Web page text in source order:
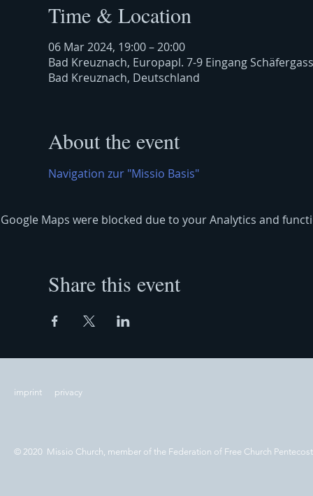
Time & Location
06 Mar 2024, 19:00 – 20:00
Bad Kreuznach, Europapl. 7-9 Eingang
Bad Kreuznach, Deutschland
About the event
Navigation zur "Missio Basis"
Google Maps were blocked due to your Analytics and
Share this event
imprint privacy
© 2020 Missio Church, member of the Federation of Free Church